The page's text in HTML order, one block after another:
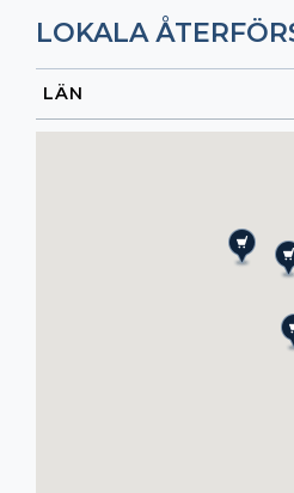
LOKALA